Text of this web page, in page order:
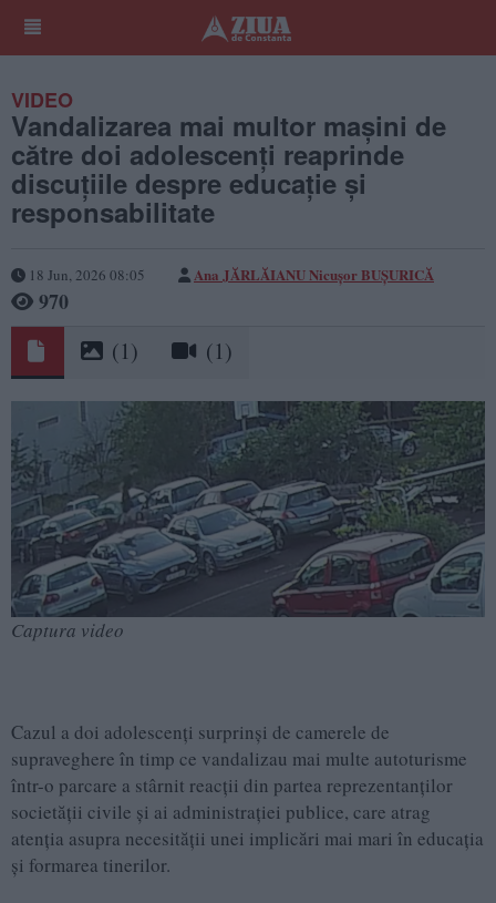
VIDEO
Vandalizarea mai multor mașini de
către doi adolescenți reaprinde
discuțiile despre educație și
responsabilitate
18 Jun, 2026 08:05 Ana JĂRLĂIANUNicușor BUȘURICĂ
970
(1) (1)
Captura video
Cazul a doi adolescenți surprinși de camerele de
supraveghere în timp ce vandalizau mai multe autoturisme
într-o parcare a stârnit reacții din partea reprezentanților
societății civile și ai administrației publice, care atrag
atenția asupra necesității unei implicări mai mari în educația
și formarea tinerilor.